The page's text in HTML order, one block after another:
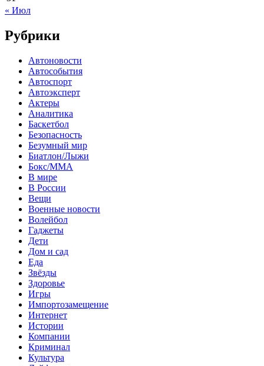
« Июл
Рубрики
Автоновости
Автособытия
Автоспорт
Автоэксперт
Актеры
Аналитика
Баскетбол
Безопасность
Безумный мир
Биатлон/Лыжи
Бокс/MMA
В мире
В России
Вещи
Военные новости
Волейбол
Гаджеты
Дети
Дом и сад
Еда
Звёзды
Здоровье
Игры
Импортозамещение
Интернет
Истории
Компании
Криминал
Культура